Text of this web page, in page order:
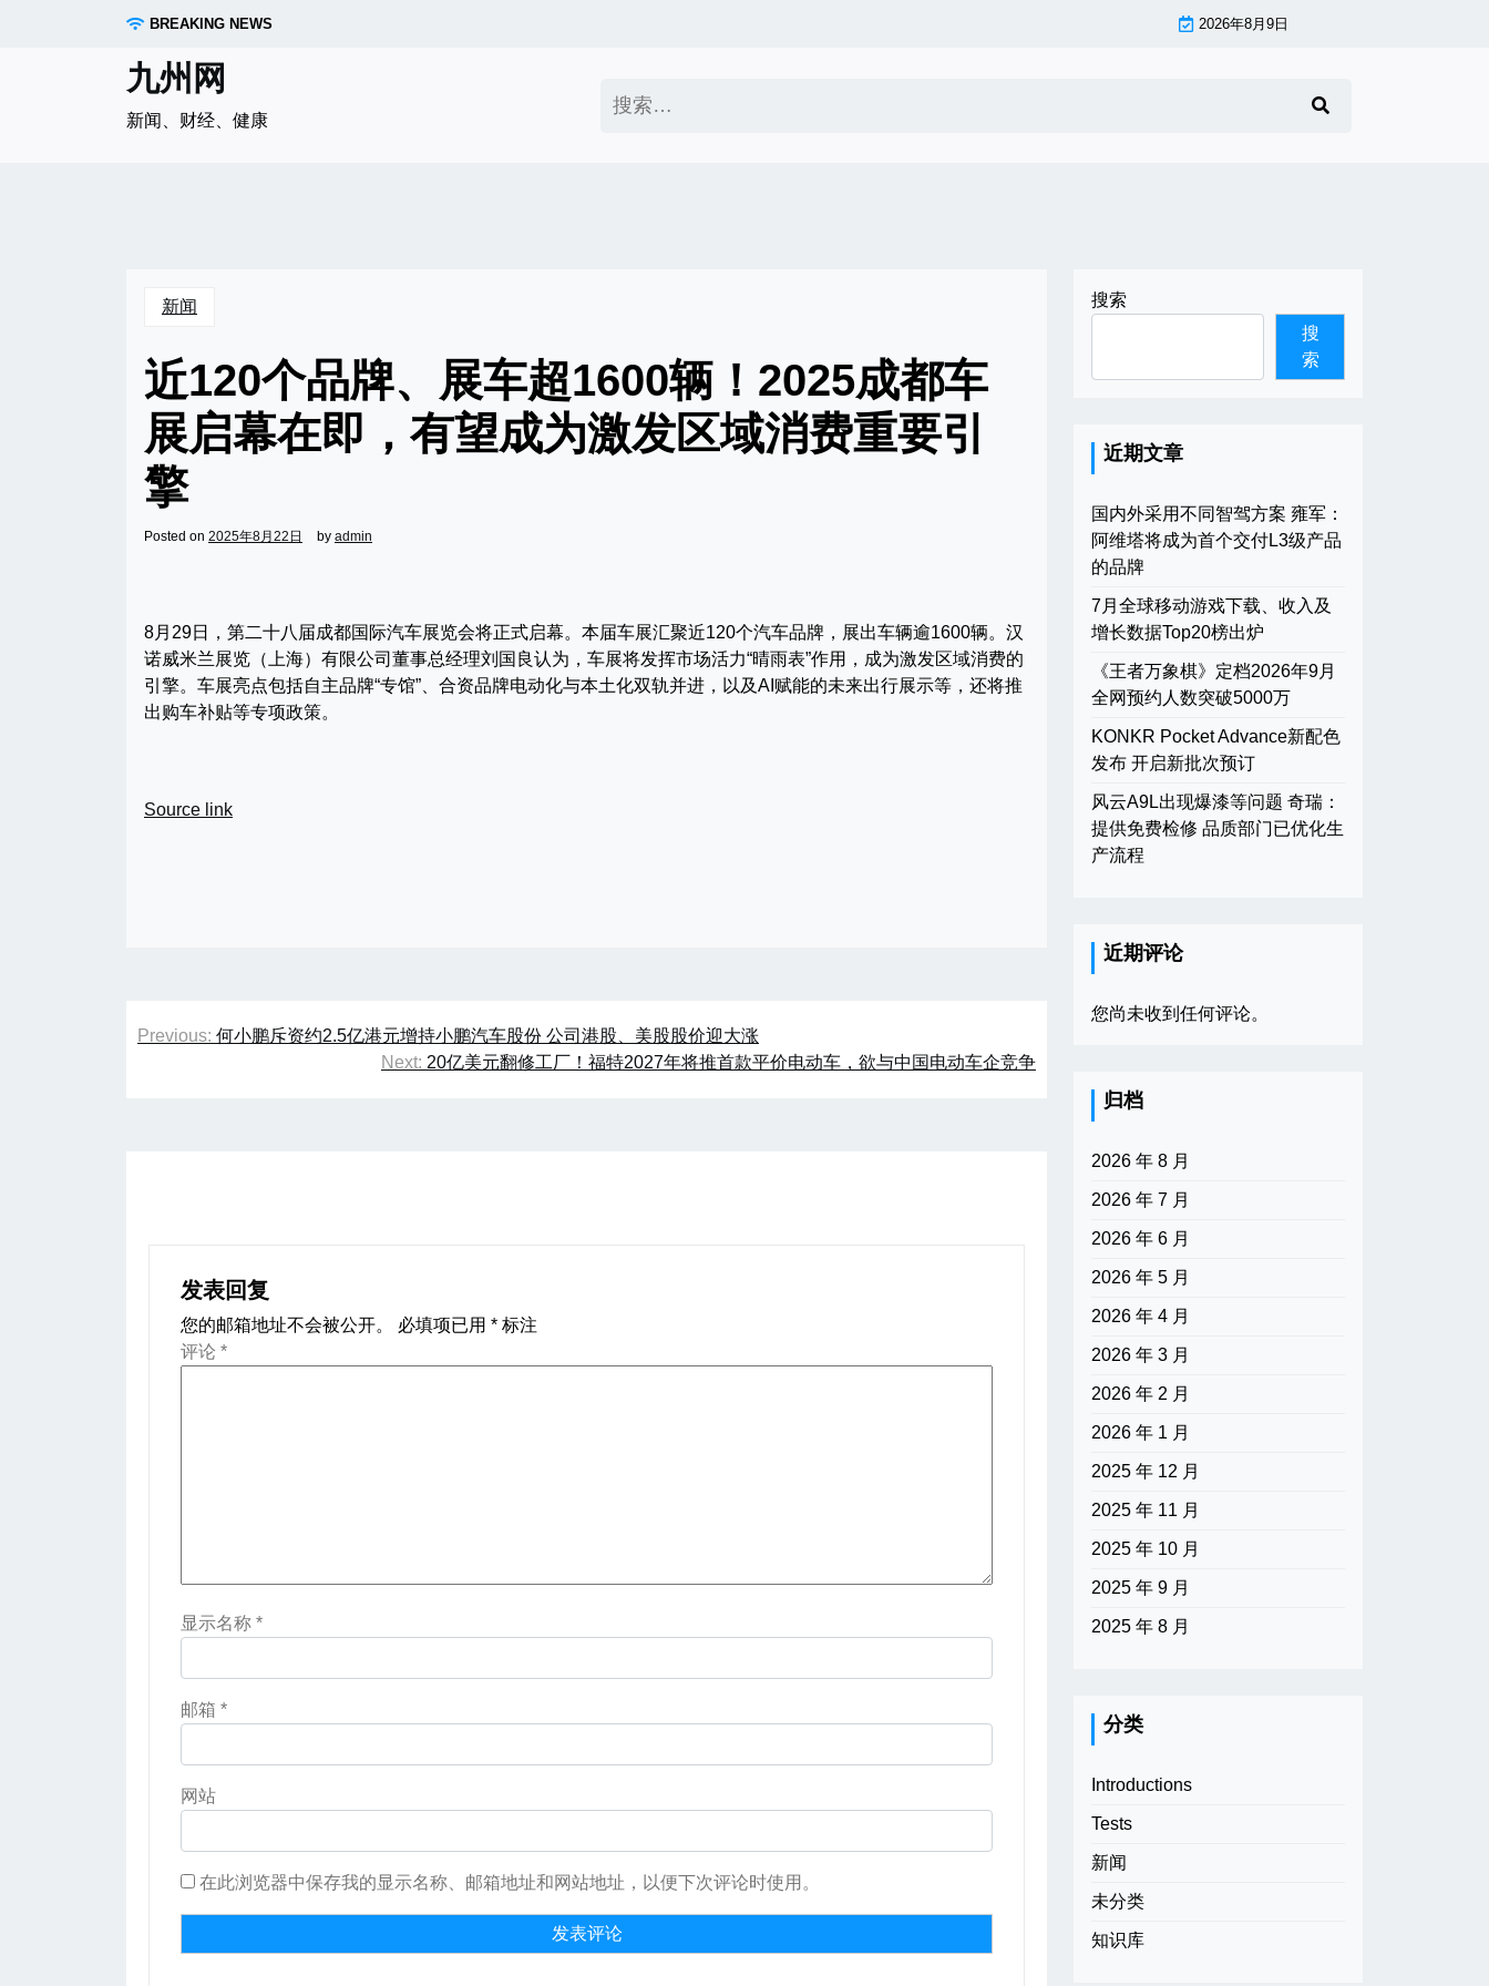
BREAKING NEWS 2026年8月9日
九州网
新闻、财经、健康
索：
新闻
近120个品牌、展车超1600辆！2025成都车
展启幕在即，有望成为激发区域消费重要引
擎
Posted on 2025年8月22日 by admin
8月29日，第二十八届成都国际汽车展览会将正式启幕。本届车展汇聚近120个汽车品牌，展出车辆逾1600辆。汉
诺威米兰展览（上海）有限公司董事总经理刘国良认为，车展将发挥市场活力“晴雨表”作用，成为激发区域消费的
引擎。车展亮点包括自主品牌“专馆”、合资品牌电动化与本土化双轨并进，以及AI赋能的未来出行展示等，还将推
出购车补贴等专项政策。
Source link
文
Previous: 何小鹏斥资约2.5亿港元增持小鹏汽车股份 公司港股、美股股价迎大涨
Next: 20亿美元翻修工厂！福特2027年将推首款平价电动车，欲与中国电动车企竞争
发表回复
您的邮箱地址不会被公开。 必填项已用 * 标注
评论 *
显示名称 *
邮箱 *
网站
在此浏览器中保存我的显示名称、邮箱地址和网站地址，以便下次评论时使用。
搜索
搜
索
近期文章
国内外采用不同智驾方案 雍军：
阿维塔将成为首个交付L3级产品
的品牌
7月全球移动游戏下载、收入及
增长数据Top20榜出炉
《王者万象棋》定档2026年9月
全网预约人数突破5000万
KONKR Pocket Advance新配色
发布 开启新批次预订
风云A9L出现爆漆等问题 奇瑞：
提供免费检修 品质部门已优化生
产流程
近期评论
您尚未收到任何评论。
归档
2026 年 8 月
2026 年 7 月
2026 年 6 月
2026 年 5 月
2026 年 4 月
2026 年 3 月
2026 年 2 月
2026 年 1 月
2025 年 12 月
2025 年 11 月
2025 年 10 月
2025 年 9 月
2025 年 8 月
分类
Introductions
Tests
新闻
未分类
知识库